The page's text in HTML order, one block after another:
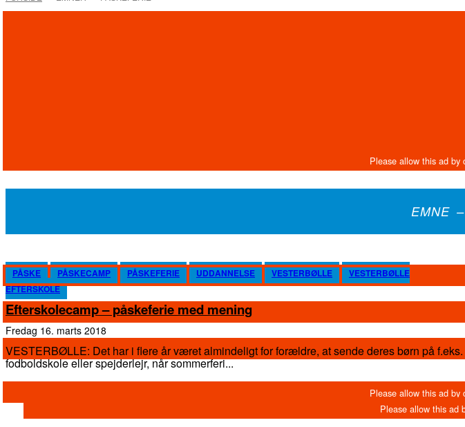
EMNE –
PÅSKE PÅSKECAMP PÅSKEFERIE UDDANNELSE VESTERBØLLE
VESTERBØLLE
EFTERSKOLE
Efterskolecamp – påskeferie med mening
fredag 16. marts 2018
VESTERBØLLE: Det har i flere år været almindeligt for forældre, at sende deres børn på f.eks.
fodboldskole eller spejderlejr, når sommerferi...